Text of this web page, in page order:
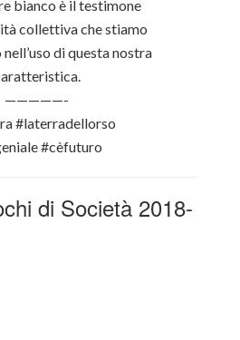
bianco è il testimone
collettiva che stiamo
di questa nostra
—————-
#laterradellorso
#cèfuturo
di Società 2018-